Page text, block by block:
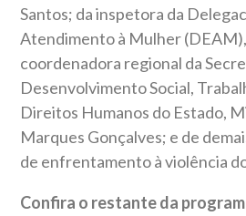
Santos; da inspetora da
Atendimento à Mulher
coordenadora regional da
Desenvolvimento Social,
Direitos Humanos do Estado,
Marques Gonçalves; e de
de enfrentamento à violência
Confira o restante da